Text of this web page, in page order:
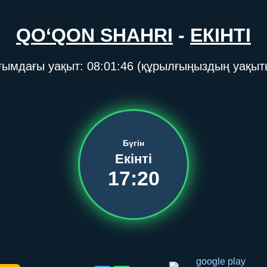
QO‘QON SHAHRI - ЕКІНТІ
уақыт: 08:01:47 (құрылғыңыздың
Бүгін
Екінті
17:20